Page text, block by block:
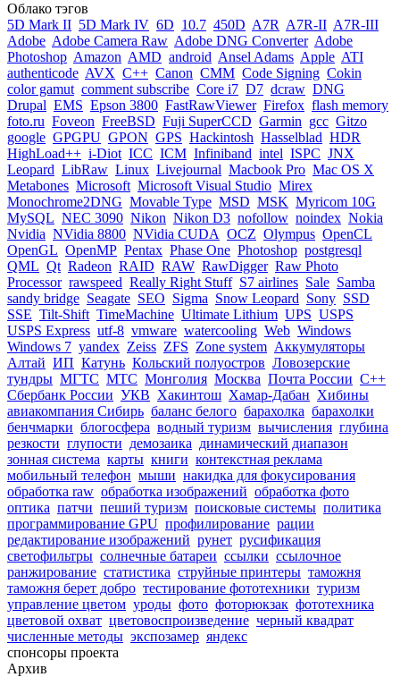
Облако тэгов
5D Mark II 5D Mark IV 6D 10.7 450D A7R A7R-II A7R-III
Adobe Adobe Camera Raw Adobe DNG Converter Adobe
Photoshop Amazon AMD android Ansel Adams Apple ATI
authenticode AVX C++ Canon CMM Code Signing Cokin
color gamut comment subscribe Core i7 D7 dcraw DNG
Drupal EMS Epson 3800 FastRawViewer Firefox flash memory
foto.ru Foveon FreeBSD Fuji SuperCCD Garmin gcc Gitzo
google GPGPU GPON GPS Hackintosh Hasselblad HDR
HighLoad++ i-Diot ICC ICM Infiniband intel ISPC JNX
Leopard LibRaw Linux Livejournal Macbook Pro Mac OS X
Metabones Microsoft Microsoft Visual Studio Mirex
Monochrome2DNG Movable Type MSD MSK Myricom 10G
MySQL NEC 3090 Nikon Nikon D3 nofollow noindex Nokia
Nvidia NVidia 8800 NVidia CUDA OCZ Olympus OpenCL
OpenGL OpenMP Pentax Phase One Photoshop postgresql
QML Qt Radeon RAID RAW RawDigger Raw Photo
Processor rawspeed Really Right Stuff S7 airlines Sale Samba
sandy bridge Seagate SEO Sigma Snow Leopard Sony SSD
SSE Tilt-Shift TimeMachine Ultimate Lithium UPS USPS
USPS Express utf-8 vmware watercooling Web Windows
Windows 7 yandex Zeiss ZFS Zone system Аккумуляторы
Алтай ИП Катунь Кольский полуостров Ловозерские
тундры МГТС МТС Монголия Москва Почта России С++
Сбербанк России УКВ Хакинтош Хамар-Дабан Хибины
авиакомпания Сибирь баланс белого барахолка барахолки
бенчмарки блогосфера водный туризм вычисления глубина
резкости глупости демозаика динамический диапазон
зонная система карты книги контекстная реклама
мобильный телефон мыши накидка для фокусирования
обработка raw обработка изображений обработка фото
оптика патчи пеший туризм поисковые системы политика
программирование GPU профилирование рации
редактирование изображений рунет русификация
светофильтры солнечные батареи ссылки ссылочное
ранжирование статистика струйные принтеры таможня
таможня берет добро тестирование фототехники туризм
управление цветом уроды фото фоторюкзак фототехника
цветовой охват цветовоспроизведение черный квадрат
численные методы экспозамер яндекс
спонсоры проекта
Архив